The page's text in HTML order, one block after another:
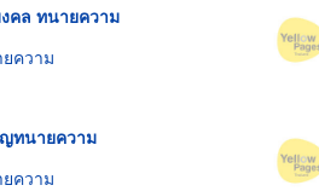
คล ทนายความ
ความ
ทนายความ
ความ